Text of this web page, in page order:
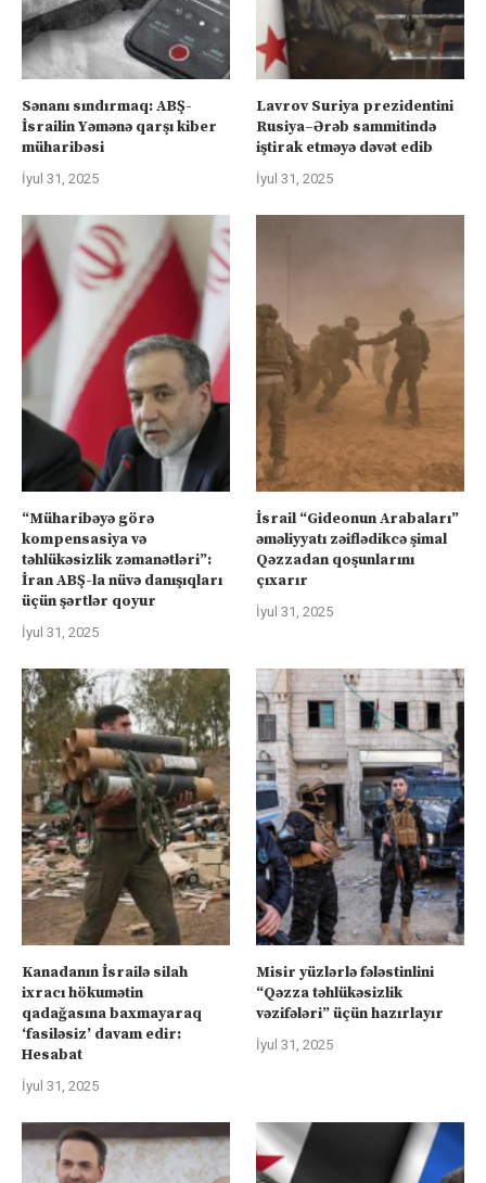
Sənanı sındırmaq: ABŞ-
İsrailin Yəmənə qarşı kiber
müharibəsi
İyul 31, 2025
Lavrov Suriya prezidentini
Rusiya–Ərəb sammitində
iştirak etməyə dəvət edib
İyul 31, 2025
“Müharibəyə görə
kompensasiya və
təhlükəsizlik zəmanətləri”:
İran ABŞ-la nüvə danışıqları
üçün şərtlər qoyur
İyul 31, 2025
İsrail “Gideonun Arabaları”
əməliyyatı zəiflədikcə şimal
Qəzzadan qoşunlarını
çıxarır
İyul 31, 2025
Kanadanın İsrailə silah
ixracı hökumətin
qadağasına baxmayaraq
‘fasiləsiz’ davam edir:
Hesabat
İyul 31, 2025
Misir yüzlərlə fələstinlini
“Qəzza təhlükəsizlik
vəzifələri” üçün hazırlayır
İyul 31, 2025